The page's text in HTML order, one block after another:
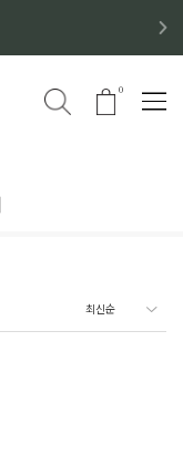
0